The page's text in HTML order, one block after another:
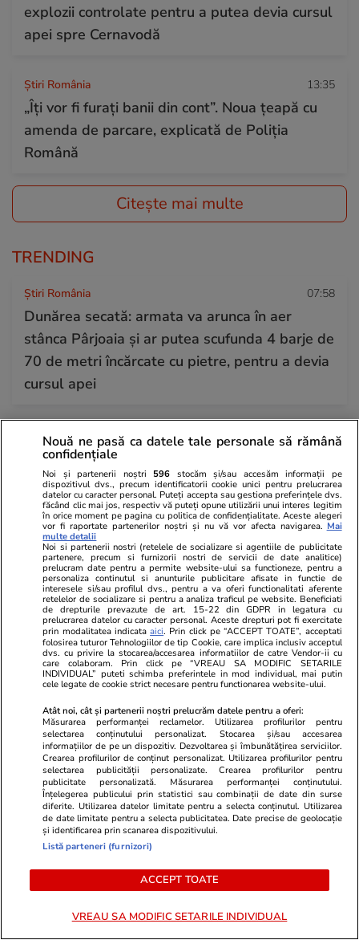
explozii controlate pentru a putea devia cursul
apei spre Cernavodă
Știri România 13:35
„Îți vor fi furați banii din cont”. Noua țeapă cu
amenda de parcare, explicată de Poliția
Română
Citește mai multe
TRENDING
Știri România 07:58
Dunărea secată: armata va arunca în aer
stânca Pârjoaia și ar putea scufunda 4 barje de
70 de metri încărcate cu pietre, pentru a devia
cursul apei
Știri România 10:30
ANM a emis cod roșu de caniculă în trei județe
din țară, temperaturile vor atinge 40°C.
Restricții pentru TIR-uri. La ce să ne așteptăm
săptămâna viitoare
Horoscop 31 iul.
Horoscop Urania | Previziuni astrologice pentru
perioada 1 – 7 august 2026. Venus va intra în
zodia Balanței
Știri România 07:00
Loto 6/49 din 2 august 2026. Report de peste
9 milioane de euro la 6/49, categoria I
Nouă ne pasă ca datele tale personale să rămână
confidențiale
Noi și partenerii noștri 596 stocăm și/sau accesăm informații pe
dispozitivul dvs., precum identificatorii cookie unici pentru prelucrarea
datelor cu caracter personal. Puteți accepta sau gestiona preferințele dvs.
făcând clic mai jos, respectiv vă puteți opune utilizării unui interes legitim
în orice moment pe pagina cu politica de confidențialitate. Aceste alegeri
vor fi raportate partenerilor noștri și nu vă vor afecta navigarea. Mai
multe detalii
Noi si partenerii nostri (retelele de socializare si agentiile de publicitate
partenere, precum si furnizorii nostri de servicii de date analitice)
prelucram date pentru a permite website-ului sa functioneze, pentru a
personaliza continutul si anunturile publicitare afisate in functie de
interesele si/sau profilul dvs., pentru a va oferi functionalitati aferente
retelelor de socializare si pentru a analiza traficul pe website. Beneficiati
de drepturile prevazute de art. 15-22 din GDPR in legatura cu
prelucrarea datelor cu caracter personal. Aceste drepturi pot fi exercitate
prin modalitatea indicataaici. Prin click pe “ACCEPT TOATE”, acceptati
folosirea tuturor Tehnologiilor de tip Cookie, care implica inclusiv acceptul
dvs. cu privire la stocarea/accesarea informatiilor de catre Vendor-ii cu
care colaboram. Prin click pe “VREAU SA MODIFIC SETARILE
INDIVIDUAL” puteti schimba preferintele in mod individual, mai putin
cele legate de cookie strict necesare pentru functionarea website-ului.
Atât noi, cât și partenerii noștri prelucrăm datele pentru a oferi:
Măsurarea performanței reclamelor. Utilizarea profilurilor pentru
selectarea conținutului personalizat. Stocarea și/sau accesarea
informațiilor de pe un dispozitiv. Dezvoltarea și îmbunătățirea serviciilor.
Crearea profilurilor de conținut personalizat. Utilizarea profilurilor pentru
selectarea publicității personalizate. Crearea profilurilor pentru
publicitate personalizată. Măsurarea performanței conținutului.
Înțelegerea publicului prin statistici sau combinații de date din surse
diferite. Utilizarea datelor limitate pentru a selecta conținutul. Utilizarea
de date limitate pentru a selecta publicitatea. Date precise de geolocație
și identificarea prin scanarea dispozitivului.
Listă parteneri (furnizori)
ACCEPT TOATE
VREAU SA MODIFIC SETARILE INDIVIDUAL